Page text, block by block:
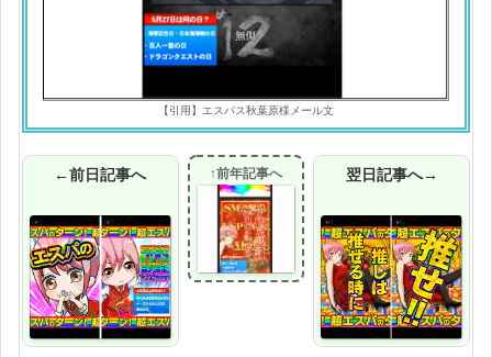
【引用】エスパス秋葉原様メール文
←前日記事へ ↑前年記事へ 翌日記事へ→